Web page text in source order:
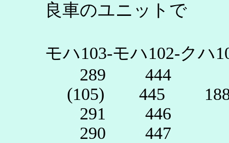
良車のユニットで
モハ103-モハ102-クハ
289 444
(105) 445
291 446
290 447